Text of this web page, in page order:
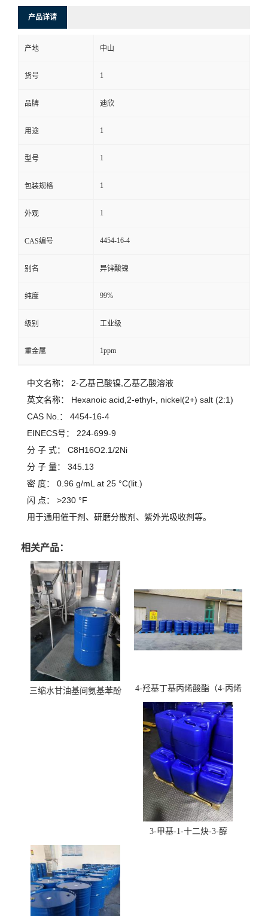
式
在
线
留
言
产品详请
产地 中山
货号 1
品牌 迪欣
用途 1
型号 1
包装规格 1
外观 1
CAS编号 4454-16-4
别名 异锌酸镍
纯度 99%
级别 工业级
重金属 1ppm
中文名称：
2-乙基己酸镍,乙基乙酸溶液
英文名称：
Hexanoic acid,2-ethyl-, nickel(2+) salt (2:1)
CAS No.：
4454-16-4
EINECS号：
224-699-9
分 子 式：
C8H16O2.1/2Ni
分 子 量：
345.13
密 度：
0.96 g/mL at 25 °C(lit.)
闪 点：
>230 °F
用于通用催干剂、研磨分散剂、紫外光吸收剂等。
相关产品：
三缩水甘油基间氨基苯酚
4-羟基丁基丙烯酸酯（4-丙烯
酸羟丁酯）
3-甲基-1-十二炔-3-醇